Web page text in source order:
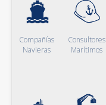
Compañías
Navieras
Consultores
Marítimos